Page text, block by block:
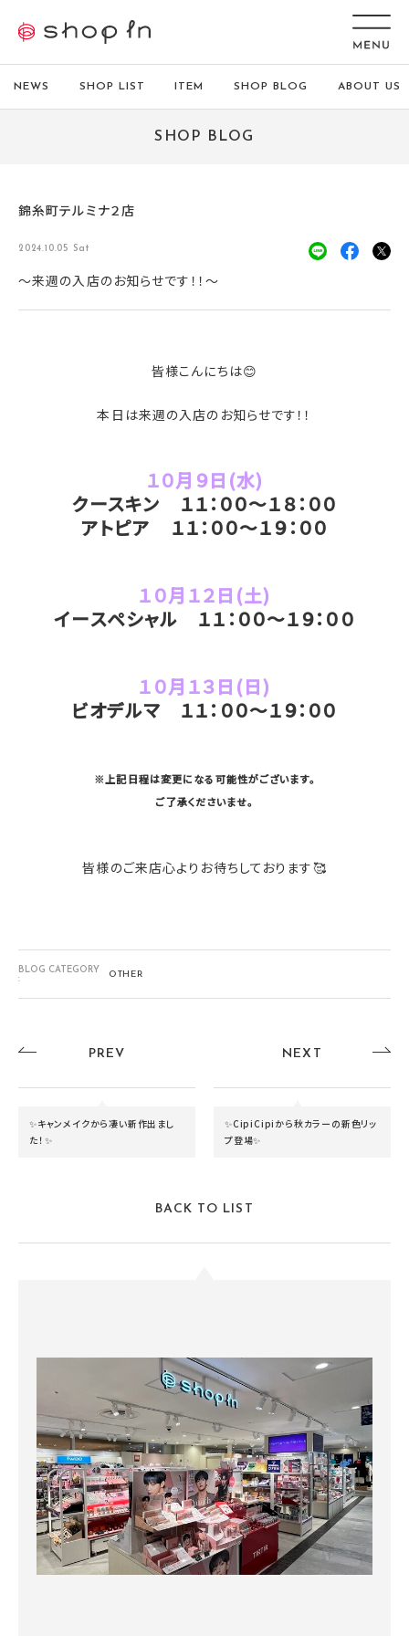
NEWS SHOP LIST ITEM SHOP BLOG ABOUT US
SHOP BLOG
錦糸町テルミナ２店
2024.10.05 Sat
～来週の入店のお知らせです！！～
皆様こんにちは😊
本日は来週の入店のお知らせです！！
１０月９日(水)
クースキン １１：００～１８：００
アトピア １１：００～１９：００
１０月１２日(土)
イースペシャル １１：００～１９：００
１０月１３日(日)
ビオデルマ １１：００～１９：００
※上記日程は変更になる可能性がございます。
ご了承くださいませ。
皆様のご来店心よりお待ちしております🥰
BLOG CATEGORY
:
OTHER
PREV
✨キャンメイクから凄い新作出まし
た！✨
NEXT
✨CipiCipiから秋カラーの新色リッ
プ登場✨
BACK TO LIST